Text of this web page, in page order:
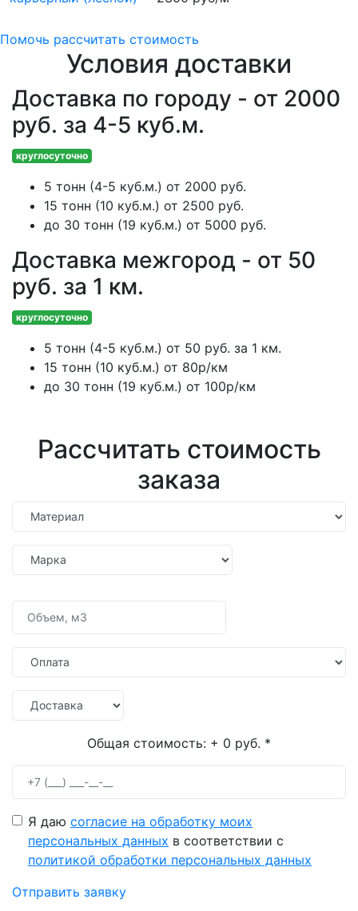
Помочь рассчитать стоимость
Условия доставки
Доставка по городу - от 2000
руб. за 4-5 куб.м.
круглосуточно
5 тонн (4-5 куб.м.) от 2000 руб.
15 тонн (10 куб.м.) от 2500 руб.
до 30 тонн (19 куб.м.) от 5000 руб.
Доставка межгород - от 50
руб. за 1 км.
круглосуточно
5 тонн (4-5 куб.м.) от 50 руб. за 1 км.
15 тонн (10 куб.м.) от 80р/км
до 30 тонн (19 куб.м.) от 100р/км
Рассчитать стоимость
заказа
Общая стоимость: + 0 руб. *
Я даю согласие на обработку моих
персональных данных в соответствии с
политикой обработки персональных данных
Отправить заявку